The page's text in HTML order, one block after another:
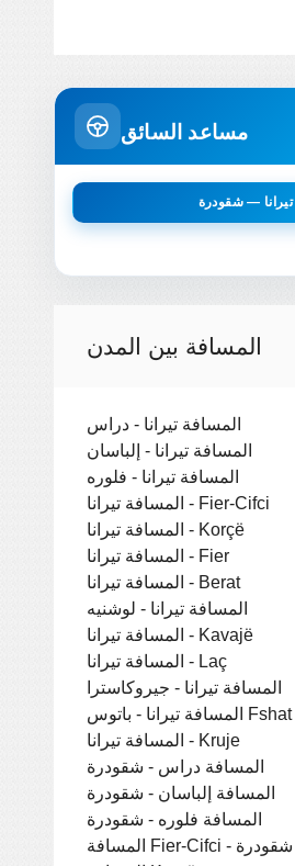
مساعد السائق
تيرانا — شقودرة
المسافة بين المدن
المسافة تيرانا - دراس
المسافة تيرانا - إلباسان
المسافة تيرانا - فلوره
المسافة تيرانا - Fier-Cifci
المسافة تيرانا - Korçë
المسافة تيرانا - Fier
المسافة تيرانا - Berat
المسافة تيرانا - لوشنيه
المسافة تيرانا - Kavajë
المسافة تيرانا - Laç
المسافة تيرانا - جيروكاسترا
المسافة تيرانا - باتوس Fshat
المسافة تيرانا - Kruje
المسافة دراس - شقودرة
المسافة إلباسان - شقودرة
المسافة فلوره - شقودرة
المسافة Fier-Cifci - شقودرة